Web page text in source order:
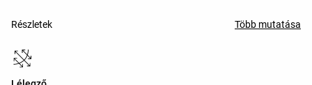
Részletek Több mutatása